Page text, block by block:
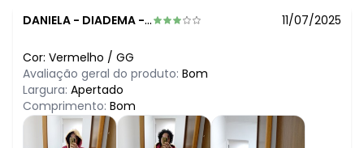
DANIELA - DIADEMA - SP 11/07/2025
Cor: Vermelho / GG
Avaliação geral do produto: Bom
Largura: Apertado
Comprimento: Bom